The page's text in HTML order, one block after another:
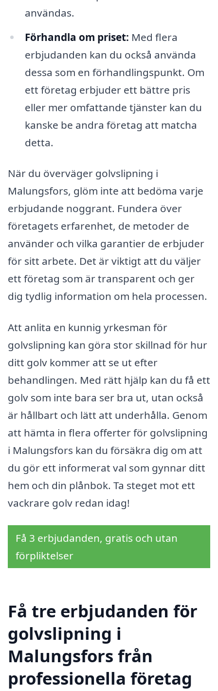
användas.
Förhandla om priset: Med flera
erbjudanden kan du också använda
dessa som en förhandlingspunkt. Om
ett företag erbjuder ett bättre pris
eller mer omfattande tjänster kan du
kanske be andra företag att matcha
detta.
När du överväger golvslipning i
Malungsfors, glöm inte att bedöma varje
erbjudande noggrant. Fundera över
företagets erfarenhet, de metoder de
använder och vilka garantier de erbjuder
för sitt arbete. Det är viktigt att du väljer
ett företag som är transparent och ger
dig tydlig information om hela processen.
Att anlita en kunnig yrkesman för
golvslipning kan göra stor skillnad för hur
ditt golv kommer att se ut efter
behandlingen. Med rätt hjälp kan du få ett
golv som inte bara ser bra ut, utan också
är hållbart och lätt att underhålla. Genom
att hämta in flera offerter för golvslipning
i Malungsfors kan du försäkra dig om att
du gör ett informerat val som gynnar ditt
hem och din plånbok. Ta steget mot ett
vackrare golv redan idag!
Få 3 erbjudanden, gratis och utan
förpliktelser
Få tre erbjudanden för
golvslipning i
Malungsfors från
professionella företag